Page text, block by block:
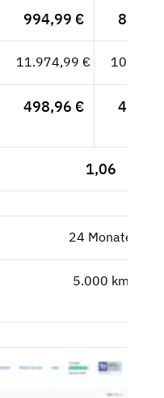
994,99 €
11.974,99 €
498,96 €
1,06
24 Monate
5.000 km